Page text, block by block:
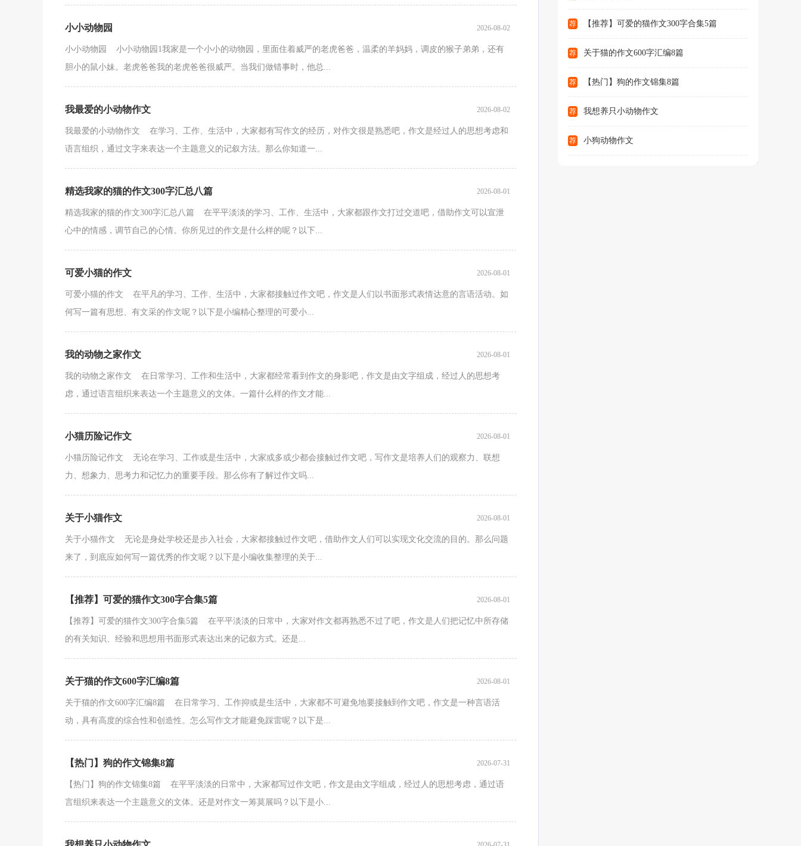
小小动物园 2026-08-02
小小动物园 小小动物园1我家是一个小小的动物园，里面住着威严的老虎爸爸，温柔的羊妈妈，调皮的猴子弟弟，还有
胆小的鼠小妹。老虎爸爸我的老虎爸爸很威严。当我们做错事时，他总...
我最爱的小动物作文 2026-08-02
我最爱的小动物作文 在学习、工作、生活中，大家都有写作文的经历，对作文很是熟悉吧，作文是经过人的思想考虑和
语言组织，通过文字来表达一个主题意义的记叙方法。那么你知道一...
精选我家的猫的作文300字汇总八篇 2026-08-01
精选我家的猫的作文300字汇总八篇 在平平淡淡的学习、工作、生活中，大家都跟作文打过交道吧，借助作文可以宣泄
心中的情感，调节自己的心情。你所见过的作文是什么样的呢？以下...
可爱小猫的作文 2026-08-01
可爱小猫的作文 在平凡的学习、工作、生活中，大家都接触过作文吧，作文是人们以书面形式表情达意的言语活动。如
何写一篇有思想、有文采的作文呢？以下是小编精心整理的可爱小...
我的动物之家作文 2026-08-01
我的动物之家作文 在日常学习、工作和生活中，大家都经常看到作文的身影吧，作文是由文字组成，经过人的思想考
虑，通过语言组织来表达一个主题意义的文体。一篇什么样的作文才能...
小猫历险记作文 2026-08-01
小猫历险记作文 无论在学习、工作或是生活中，大家或多或少都会接触过作文吧，写作文是培养人们的观察力、联想
力、想象力、思考力和记忆力的重要手段。那么你有了解过作文吗...
关于小猫作文 2026-08-01
关于小猫作文 无论是身处学校还是步入社会，大家都接触过作文吧，借助作文人们可以实现文化交流的目的。那么问题
来了，到底应如何写一篇优秀的作文呢？以下是小编收集整理的关于...
【推荐】可爱的猫作文300字合集5篇 2026-08-01
【推荐】可爱的猫作文300字合集5篇 在平平淡淡的日常中，大家对作文都再熟悉不过了吧，作文是人们把记忆中所存储
的有关知识、经验和思想用书面形式表达出来的记叙方式。还是...
关于猫的作文600字汇编8篇 2026-08-01
关于猫的作文600字汇编8篇 在日常学习、工作抑或是生活中，大家都不可避免地要接触到作文吧，作文是一种言语活
动，具有高度的综合性和创造性。怎么写作文才能避免踩雷呢？以下是...
【热门】狗的作文锦集8篇 2026-07-31
【热门】狗的作文锦集8篇 在平平淡淡的日常中，大家都写过作文吧，作文是由文字组成，经过人的思想考虑，通过语
言组织来表达一个主题意义的文体。还是对作文一筹莫展吗？以下是小...
荐 【推荐】可爱的猫作文300字合集5篇
荐 关于猫的作文600字汇编8篇
荐 【热门】狗的作文锦集8篇
荐 我想养只小动物作文
荐 小狗动物作文